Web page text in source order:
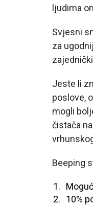
ljudima
Svjesni
za
Jeste li
poslove,
mogli
čistača
Beeping
10%